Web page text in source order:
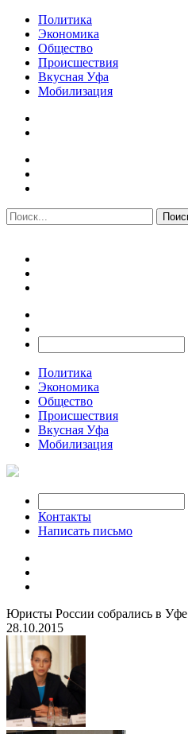
Политика
Экономика
Общество
Происшествия
Вкусная Уфа
Мобилизация
Политика
Экономика
Общество
Происшествия
Вкусная Уфа
Мобилизация
Контакты
Написать письмо
Юристы России собрались в Уфе
28.10.2015